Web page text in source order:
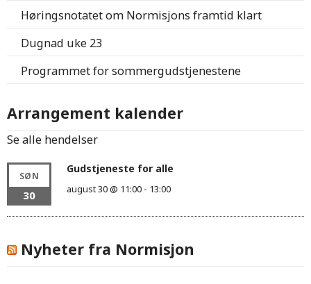
Høringsnotatet om Normisjons framtid klart
Dugnad uke 23
Programmet for sommergudstjenestene
Arrangement kalender
Se alle hendelser
SØN
30
Gudstjeneste for alle
august 30 @ 11:00- 13:00
Nyheter fra Normisjon